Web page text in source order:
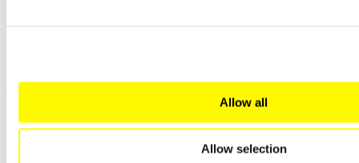
Allow all
Allow selection
Przejdź do produktu